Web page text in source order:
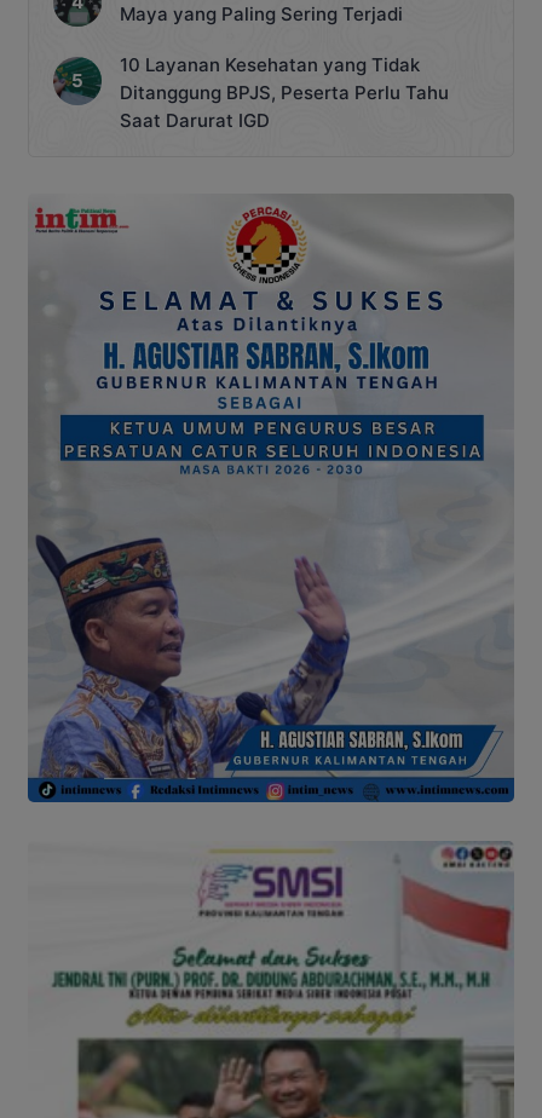
Maya yang Paling Sering Terjadi
10 Layanan Kesehatan yang Tidak
Ditanggung BPJS, Peserta Perlu Tahu
Saat Darurat IGD